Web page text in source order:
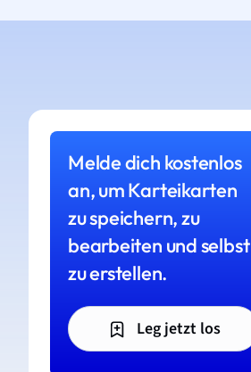
Melde dich kostenlos
an, um Karteikarten
zu speichern, zu
bearbeiten und selbst
zu erstellen.
Leg jetzt los